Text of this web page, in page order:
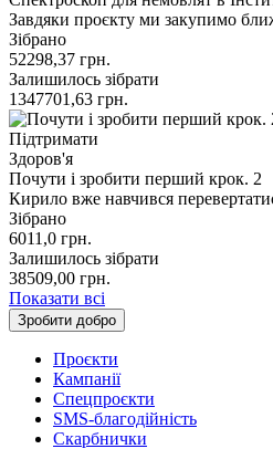
Завдяки проєкту ми закупимо
Зібрано
52298,37 грн.
Залишилось зібрати
1347701,63 грн.
Підтримати
Здоров'я
Почути і зробити перший крок. 2
Кирило вже навчився
Зібрано
6011,0 грн.
Залишилось зібрати
38509,00 грн.
Показати всі
Зробити добро
Проєкти
Кампанії
Спецпроєкти
SMS-благодійність
Скарбнички